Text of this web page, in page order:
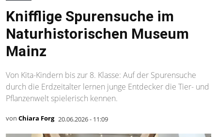
Knifflige Spurensuche im
Naturhistorischen Museum
Mainz
Von Kita-Kindern bis zur 8. Klasse: Auf der Spurensuche
durch die Erdzeitalter lernen junge Entdecker die Tier- und
Pflanzenwelt spielerisch kennen.
von Chiara Forg 20.06.2026 - 11:09